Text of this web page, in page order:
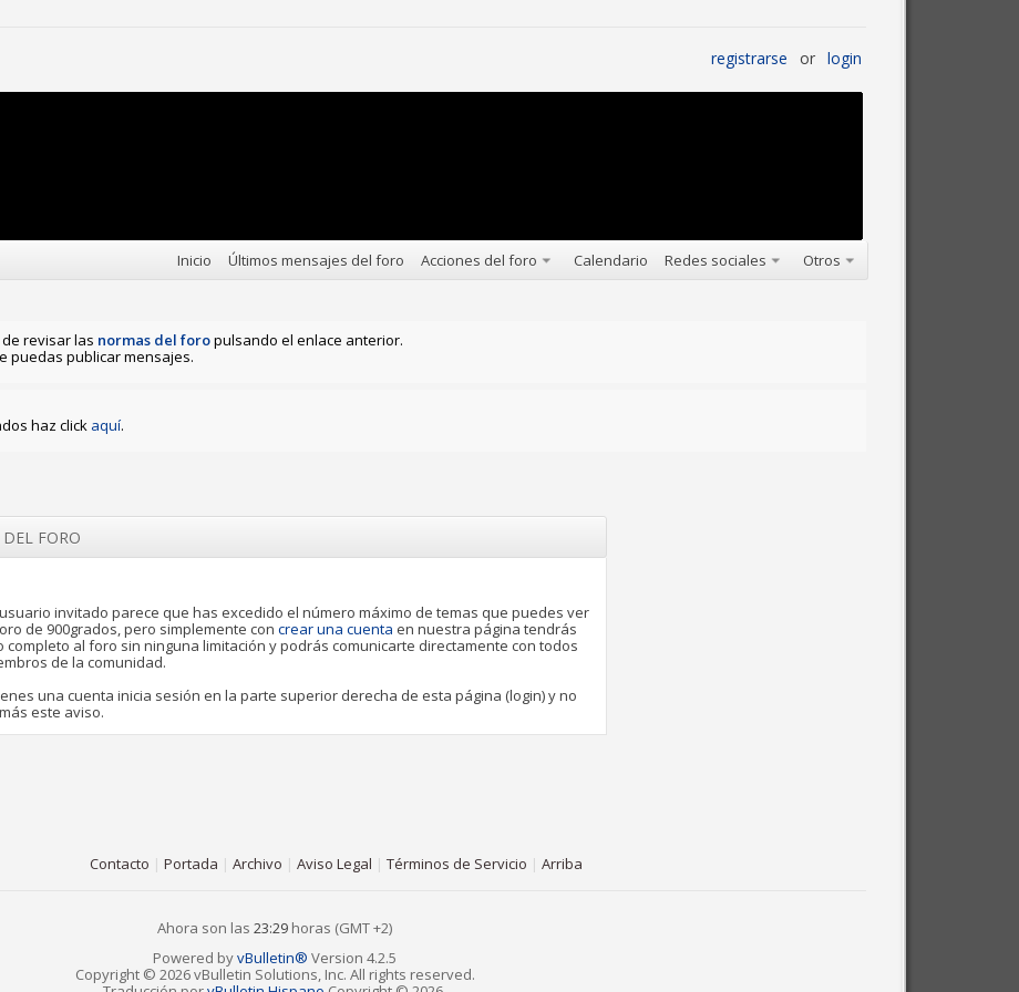
registrarse or login
Inicio Últimos mensajes del foro Acciones del foro Calendario Redes sociales Otros
revisar las normas del foropulsando el enlace anterior.
puedas publicar mensajes.
haz click aquí.
FORO
invitado parece que has excedido el número máximo de temas que puedes ver
de 900grados, pero simplemente con crear una cuenta en nuestra página tendrás
completo al foro sin ninguna limitación y podrás comunicarte directamente con todos
de la comunidad.
una cuenta inicia sesión en la parte superior derecha de esta página (login) y no
este aviso.
Contacto | Portada | Archivo | Aviso Legal | Términos de Servicio | Arriba
Ahora son las 23:29 horas (GMT +2)
Powered byvBulletin® Version 4.2.5
Copyright © 2026 vBulletin Solutions, Inc. All rights reserved.